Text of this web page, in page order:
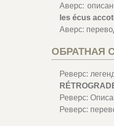
Аверс:
les écus
Аверс:
ОБРАТНАЯ
Реверс:
Реверс:
Реверс: